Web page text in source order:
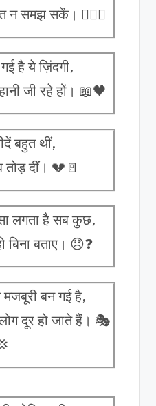
न समझ सकें। 😶‍🌫️🙂
है ये ज़िंदगी,
जी रहे हों। 📖🖤
बहुत थीं,
तोड़ दीं। 💔🚪
लगता है सब कुछ,
बताए। 😞❓
बन गई है,
दूर हो जाते हैं। 🎭